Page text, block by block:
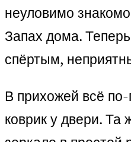
неуловимо
Запах дома.
спёртым,
В прихожей всё
коврик у двери. Та